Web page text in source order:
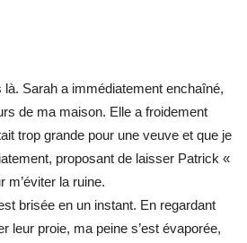
Sarah a immédiatement enchaîné,
de ma maison. Elle a froidement
trop grande pour une veuve et que je
proposant de laisser Patrick «
m’éviter la ruine.
brisée en un instant. En regardant
leur proie, ma peine s’est évaporée,